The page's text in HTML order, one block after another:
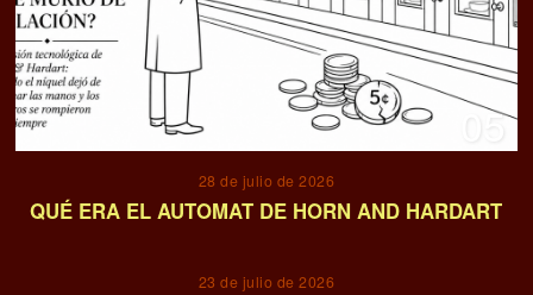
05
28 de julio de 2026
QUÉ ERA EL AUTOMAT DE HORN AND HARDART
06
23 de julio de 2026